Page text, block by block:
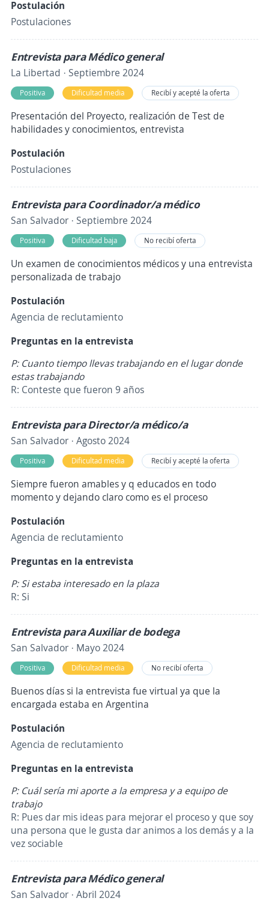
Postulación
Postulaciones
Entrevista para Médico general
La Libertad · Septiembre 2024
Positiva Dificultad media Recibí y acepté la oferta
Presentación del Proyecto, realización de Test de
habilidades y conocimientos, entrevista
Postulación
Postulaciones
Entrevista para Coordinador/a médico
San Salvador · Septiembre 2024
Positiva Dificultad baja No recibí oferta
Un examen de conocimientos médicos y una entrevista
personalizada de trabajo
Postulación
Agencia de reclutamiento
Preguntas en la entrevista
P: Cuanto tiempo llevas trabajando en el lugar donde
estas trabajando
R: Conteste que fueron 9 años
Entrevista para Director/a médico/a
San Salvador · Agosto 2024
Positiva Dificultad media Recibí y acepté la oferta
Siempre fueron amables y q educados en todo
momento y dejando claro como es el proceso
Postulación
Agencia de reclutamiento
Preguntas en la entrevista
P: Si estaba interesado en la plaza
R: Si
Entrevista para Auxiliar de bodega
San Salvador · Mayo 2024
Positiva Dificultad media No recibí oferta
Buenos días si la entrevista fue virtual ya que la
encargada estaba en Argentina
Postulación
Agencia de reclutamiento
Preguntas en la entrevista
P: Cuál sería mi aporte a la empresa y a equipo de
trabajo
R: Pues dar mis ideas para mejorar el proceso y que soy
una persona que le gusta dar animos a los demás y a la
vez sociable
Entrevista para Médico general
San Salvador · Abril 2024